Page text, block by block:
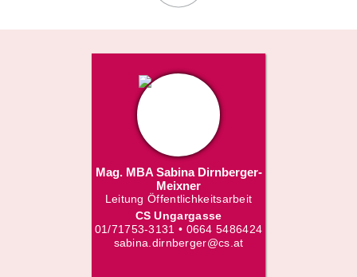
Mag. MBA Sabina Dirnberger-
Meixner
Leitung Öffentlichkeitsarbeit
CS Ungargasse
01/71753-3131 • 0664 5486424
sabina.dirnberger@cs.at